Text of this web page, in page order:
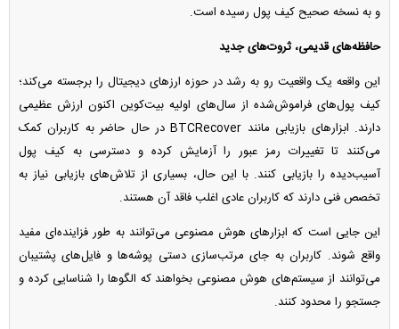
و به نسخه صحیح کیف پول رسیده است.
حافظه‌های قدیمی، ثروت‌های جدید
این واقعه یک واقعیت رو به رشد در حوزه ارزهای دیجیتال را برجسته می‌کند؛
کیف پول‌های فراموش‌شده از سال‌های اولیه بیت‌کوین اکنون ارزش عظیمی
دارند. ابزارهای بازیابی مانند BTCRecover در حال حاضر به کاربران کمک
می‌کنند تا تغییرات رمز عبور را آزمایش کرده و دسترسی به کیف پول
آسیب‌دیده را بازیابی کنند. با این حال، بسیاری از تلاش‌های بازیابی نیاز به
تخصص فنی دارند که کاربران عادی اغلب فاقد آن هستند.
این جایی است که ابزارهای هوش مصنوعی می‌توانند به طور فزاینده‌ای مفید
واقع شوند. کاربران به جای مرتب‌سازی دستی پوشه‌ها و فایل‌های پشتیبان
می‌توانند از سیستم‌های هوش مصنوعی بخواهند که الگوها را شناسایی کرده و
جستجو را محدود کنند.